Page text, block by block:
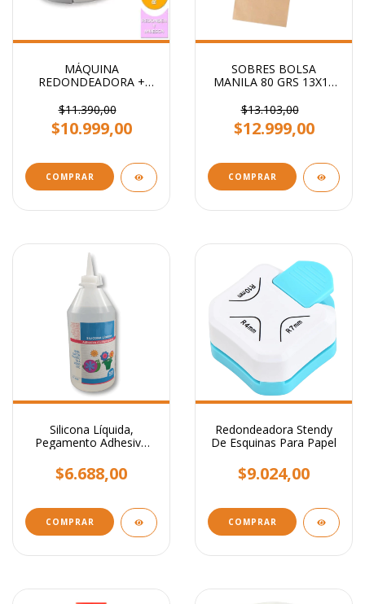
MÁQUINA
REDONDEADORA +
$11.390,00
$10.999,00
SOBRES BOLSA
MANILA 80 GRS 13X19
$13.103,00
$12.999,00
COMPRAR
Silicona Líquida,
Pegamento Adhesivo
$6.688,00
Redondeadora Stendy
De Esquinas Para Papel
$9.024,00